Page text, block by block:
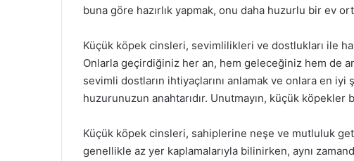
buna göre hazırlık yapmak, onu daha huzurlu bir ev
Küçük köpek cinsleri, sevimlilikleri ve dostlukları ile
Onlarla geçirdiğiniz her an, hem geleceğiniz hem de
sevimli dostların ihtiyaçlarını anlamak ve onlara en
huzurunuzun anahtarıdır. Unutmayın, küçük
Küçük köpek cinsleri, sahiplerine neşe ve mutluluk
genellikle az yer kaplamalarıyla bilinirken, aynı